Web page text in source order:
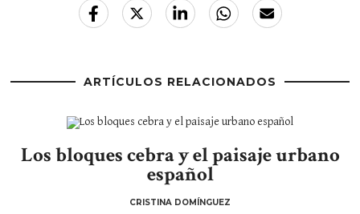
ARTÍCULOS RELACIONADOS
Los bloques cebra y el paisaje urbano
español
CRISTINA DOMÍNGUEZ